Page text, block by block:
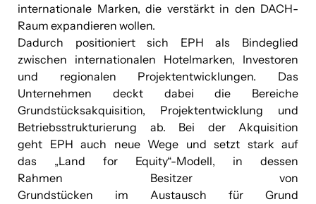
internationale Marken, die verstärkt in den DACH-
Raum expandieren wollen.
Dadurch positioniert sich EPH als Bindeglied
zwischen internationalen Hotelmarken, Investoren
und regionalen Projektentwicklungen. Das
Unternehmen deckt dabei die Bereiche
Grundstücksakquisition, Projektentwicklung und
Betriebsstrukturierung ab. Bei der Akquisition
geht EPH auch neue Wege und setzt stark auf
das „Land for Equity“-Modell, in dessen
Rahmen Besitzer von
Grundstücken im Austausch für Grund